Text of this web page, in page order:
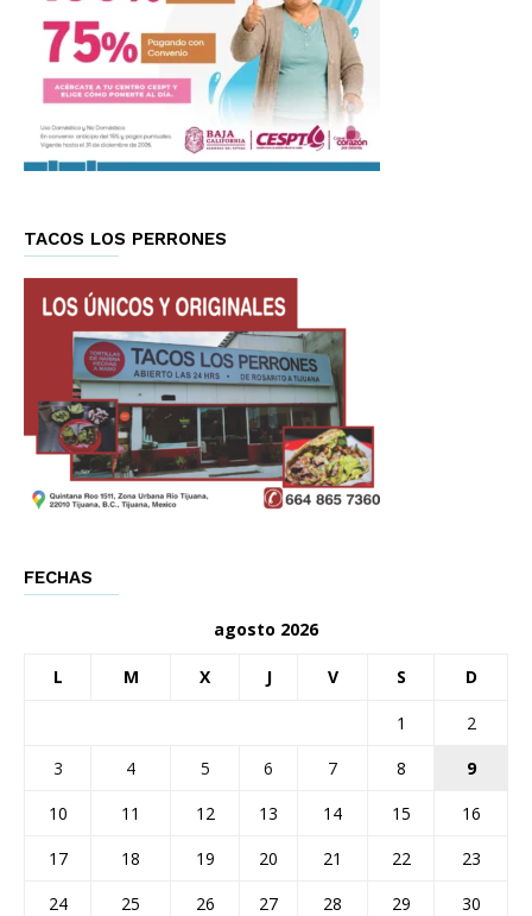
TACOS LOS PERRONES
FECHAS
agosto 2026
L M X J V S D
1
2
3
4 5 6 7 8
9
10
11 12 13 14 15
16
17
18 19 20 21 22
23
24
25 26 27 28 29
30